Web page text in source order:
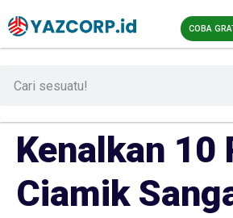
COBA
Kenalkan 10
Ciamik